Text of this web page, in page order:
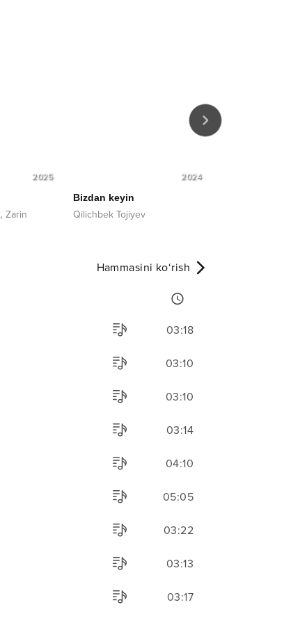
2025
, Zarin
2024
Bizdan keyin
Qilichbek Tojiyev
Hammasini ko‘rish
03:18
03:10
03:10
03:14
04:10
05:05
03:22
03:13
03:17